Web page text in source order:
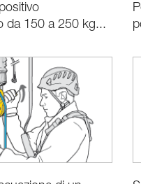
da 150 a 250 kg...